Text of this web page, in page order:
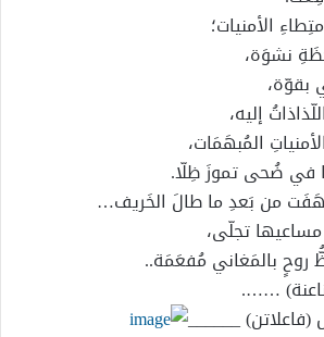
الأمنيات؛
نشوَة،
إليه،
المُبهَمَات،
في ضُحى تموزَ ظِلّا.
من بَعدِ ما طالَ الخَريف…
تجلّى،
روحٍ بالمَغاني مُفعَمَة..
…….
(فاعلاتن) ______